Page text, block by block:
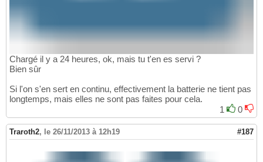
Chargé il y a 24 heures, ok, mais tu t'en es servi ?
Bien sûr
Si l'on s'en sert en continu, effectivement la batterie ne tient pas
longtemps, mais elles ne sont pas faites pour cela.
1
0
Traroth2, le 26/11/2013 à 12h19 #187